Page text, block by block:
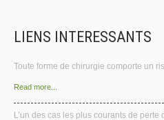
LIENS INTERESSANTS
Toute forme de chirurgie comporte un
Read more...
L’un des cas les plus courants de